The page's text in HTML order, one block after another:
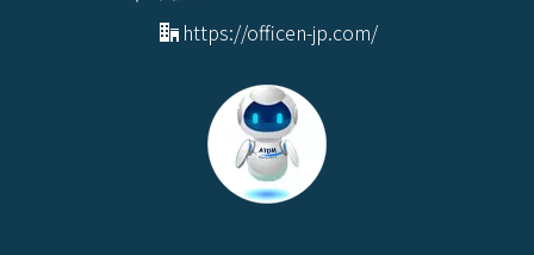
https://officen-jp.com/